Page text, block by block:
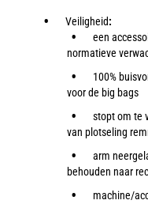
Veiligheid:
een
normatieve
100%
voor de big bags
stopt om te
van plotseling
arm
behouden naar
machine/